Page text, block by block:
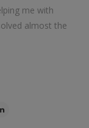
me with
almost the